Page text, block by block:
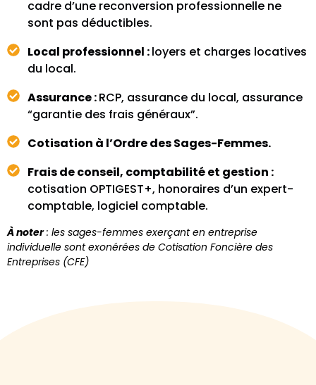
cadre d’une reconversion professionnelle ne
sont pas déductibles.
Local professionnel :loyers et charges locatives
du local.
Assurance :RCP, assurance du local, assurance
“garantie des frais généraux”.
Cotisation à l’Ordre des Sages-Femmes.
Frais de conseil, comptabilité et gestion :
cotisation OPTIGEST+, honoraires d’un expert-
comptable, logiciel comptable.
À noter: les sages-femmes exerçant en entreprise
individuelle sont exonérées de Cotisation Foncière des
Entreprises (CFE)